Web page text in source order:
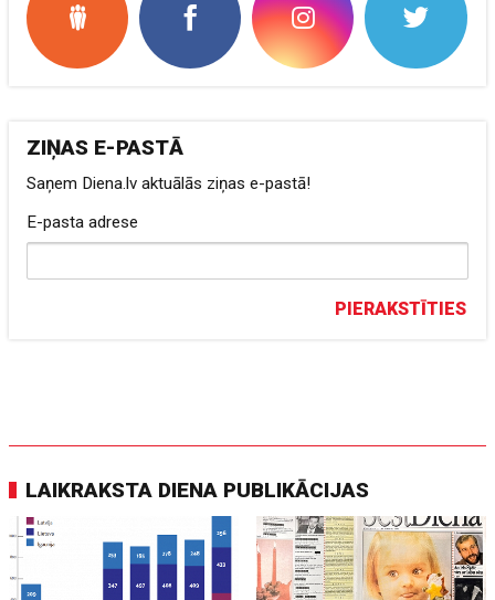
ZIŅAS E-PASTĀ
Saņem Diena.lv aktuālās ziņas e-pastā!
E-pasta adrese
PIERAKSTĪTIES
LAIKRAKSTA DIENA PUBLIKĀCIJAS